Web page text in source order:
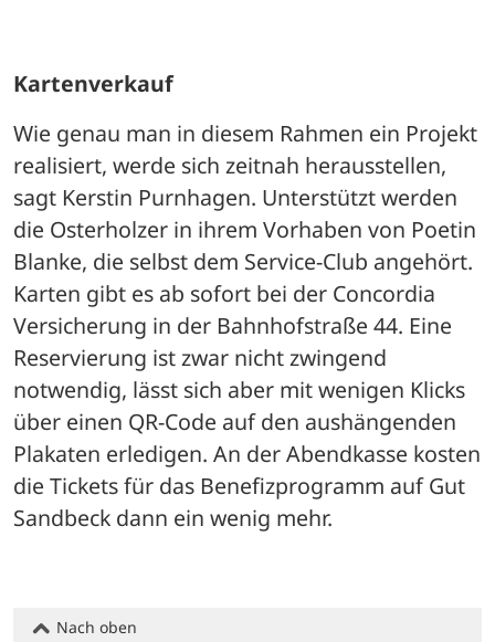
Kartenverkauf
Wie genau man in diesem Rahmen ein Projekt
realisiert, werde sich zeitnah herausstellen,
sagt Kerstin Purnhagen. Unterstützt werden
die Osterholzer in ihrem Vorhaben von Poetin
Blanke, die selbst dem Service-Club angehört.
Karten gibt es ab sofort bei der Concordia
Versicherung in der Bahnhofstraße 44. Eine
Reservierung ist zwar nicht zwingend
notwendig, lässt sich aber mit wenigen Klicks
über einen QR-Code auf den aushängenden
Plakaten erledigen. An der Abendkasse kosten
die Tickets für das Benefizprogramm auf Gut
Sandbeck dann ein wenig mehr.
Nach oben